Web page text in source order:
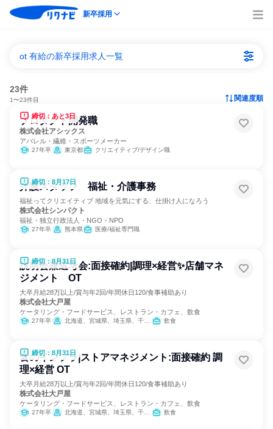
新卒採用
ot 有給の新卒採用求人一覧
23件
1〜23件目 関連度順
締切：あと3日
プロダクト開発職
株式会社アシックス
アパレル・繊維・スポーツメーカー
27年卒 東京都 クリエイティブ/デザイン職
締切：8月17日
介護スタッフ 福祉・介護事務
福祉ってクリエイティブ 地域を元気にする、仕掛け人になろう
株式会社シンパクト
福祉・独立行政法人・NGO・NPO
27年卒 熊本県 医療/福祉専門職
締切：8月31日
説明会兼選考会:面接確約|調理×経営✨店舗マネ
ジメント OT
大卒月給28万以上/賞与年2回/年間休日120/食事補助あり
株式会社大戸屋
ケータリング・フードサービス、レストラン・カフェ、飲食
27年卒 北海道、宮城県、埼玉県、千葉県、東京都、神奈川県、新潟県、山梨県、愛知県、京都府、大阪府、兵庫県、沖縄県 飲食
締切：8月31日
食のインフラ|ストアマネジメント:面接確約 調
理×経営 OT
大卒月給28万以上/賞与年2回/年間休日120/食事補助あり
株式会社大戸屋
ケータリング・フードサービス、レストラン・カフェ、飲食
27年卒 北海道、宮城県、埼玉県、千葉県、東京都、神奈川県、新潟県、山梨県、愛知県、京都府、大阪府、兵庫県、沖縄県 飲食